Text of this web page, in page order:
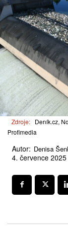
Zdroje: Deník.cz,
Profimedia
Autor: Denisa
4. července 2025